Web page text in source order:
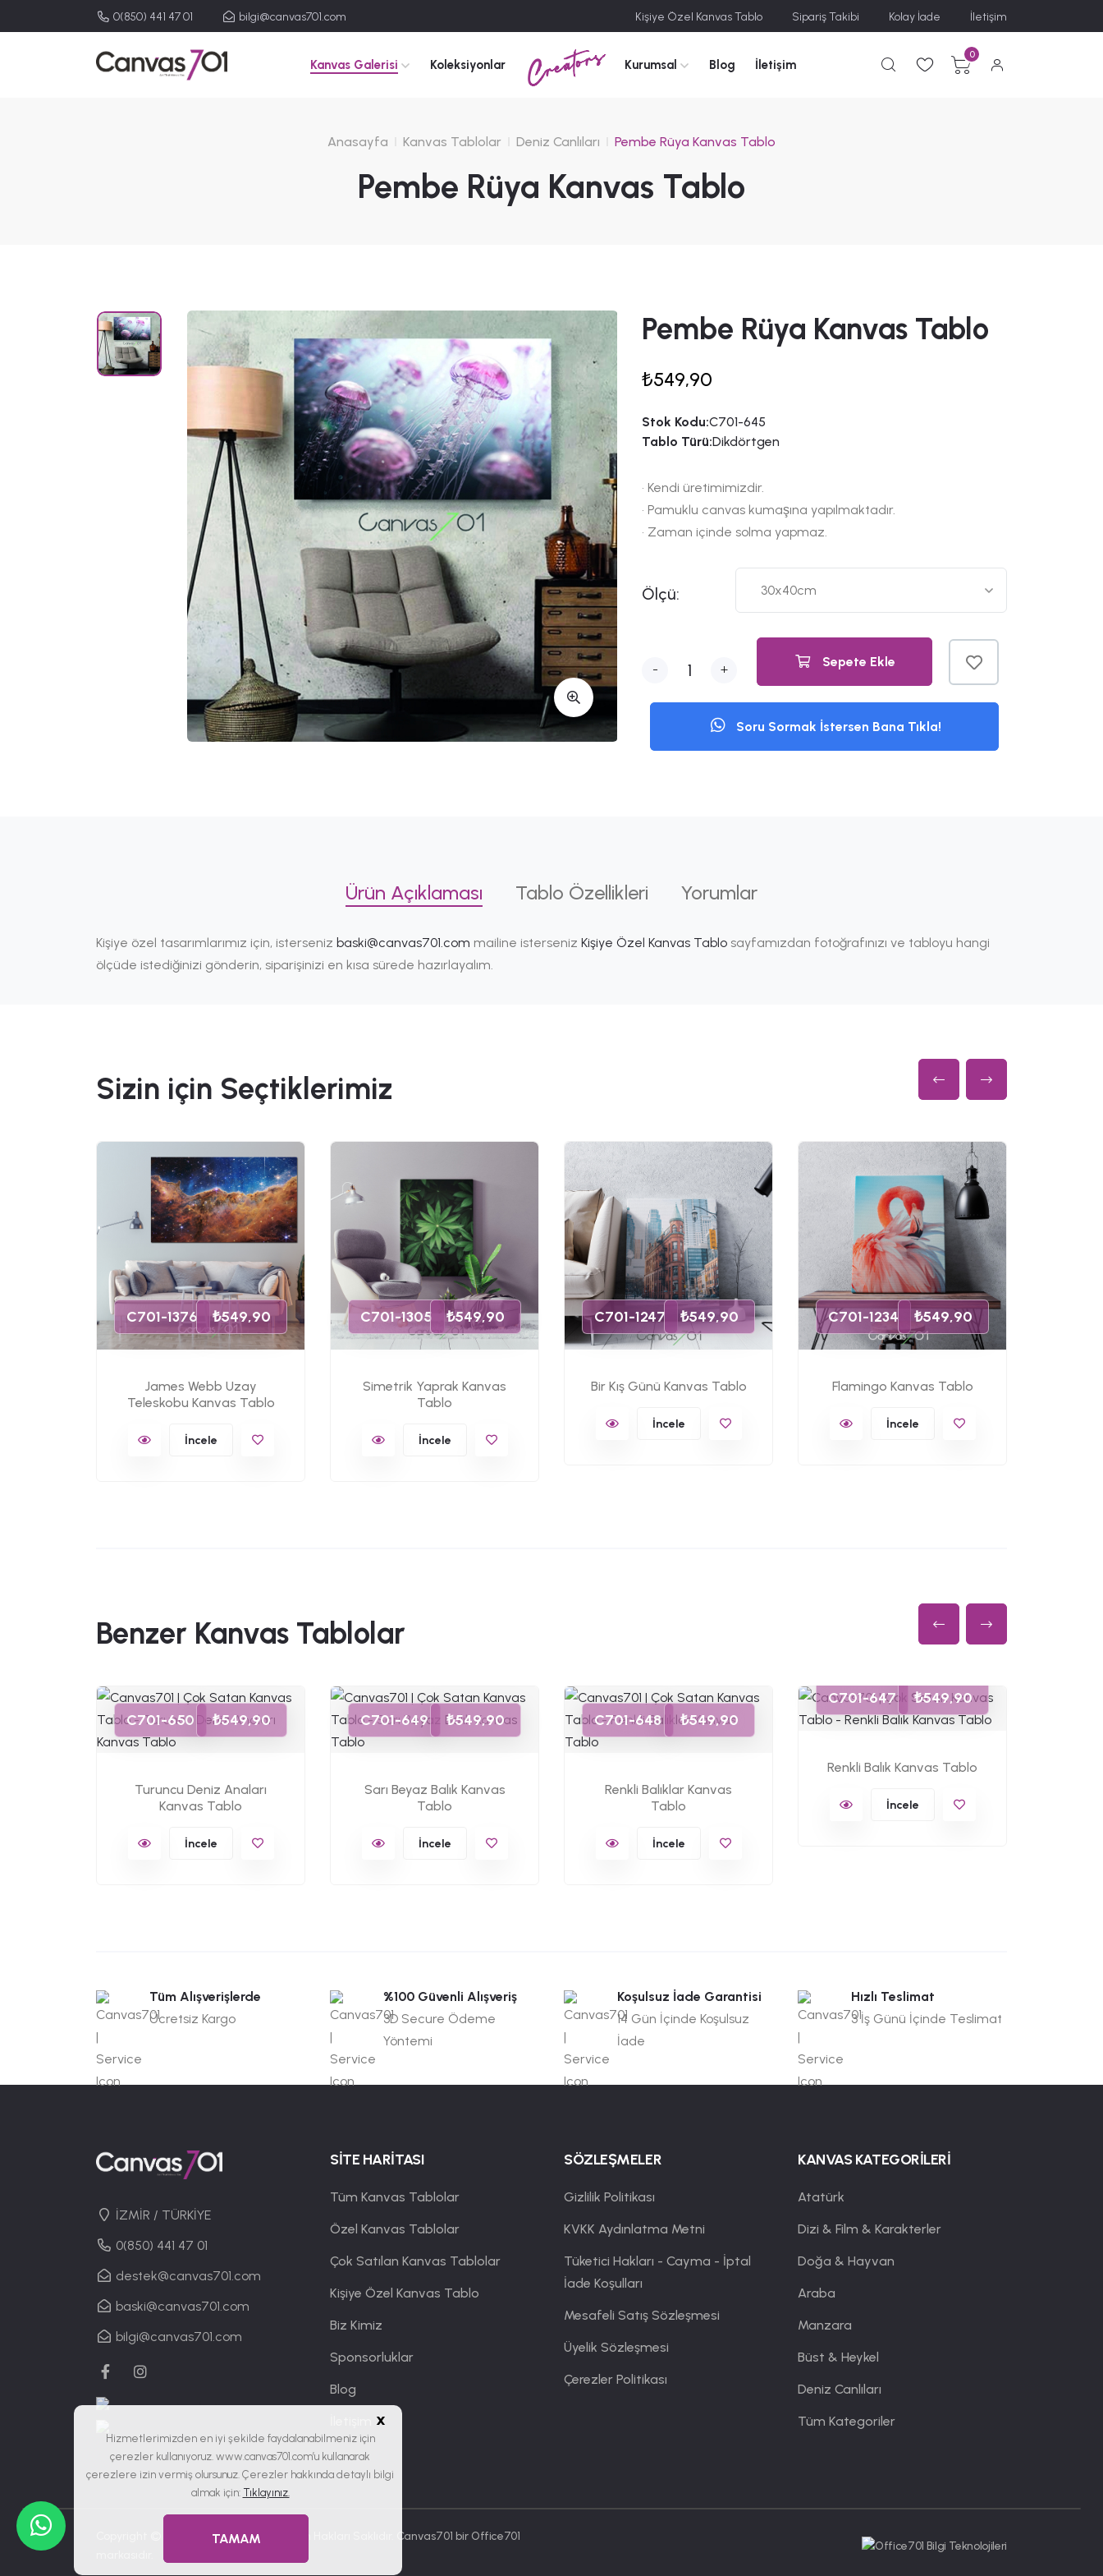
0(850) 441 47 01 bilgi@canvas701.com Kişiye Özel Kanvas Tablo Sipariş Takibi Kolay İade İletişim
Kanvas Galerisi Koleksiyonlar Creators Kurumsal Blog İletişim
0
Anasayfa Kanvas Tablolar Deniz Canlıları Pembe Rüya Kanvas Tablo
Pembe Rüya Kanvas Tablo
Pembe Rüya Kanvas Tablo
₺549,90
Stok Kodu:C701-645
Tablo Türü:Dikdörtgen
• Kendi üretimimizdir.
• Pamuklu canvas kumaşına yapılmaktadır.
• Zaman içinde solma yapmaz.
Ölçü:
- + Sepete Ekle
Soru Sormak İstersen Bana Tıkla!
Ürün Açıklaması Tablo Özellikleri Yorumlar
Kişiye özel tasarımlarımız için, isterseniz baski@canvas701.com mailine isterseniz Kişiye Özel Kanvas Tablo sayfamızdan fotoğrafınızı ve tabloyu hangi
ölçüde istediğinizi gönderin, siparişinizi en kısa sürede hazırlayalım.
Sizin için Seçtiklerimiz
C701-1376 ₺549,90
James Webb Uzay
Teleskobu Kanvas Tablo
İncele
C701-1305 ₺549,90
Simetrik Yaprak Kanvas
Tablo
İncele
C701-1247 ₺549,90
Bir Kış Günü Kanvas Tablo
İncele
C701-1234 ₺549,90
Flamingo Kanvas Tablo
İncele
Benzer Kanvas Tablolar
C701-650 ₺549,90
Turuncu Deniz Anaları
Kanvas Tablo
İncele
C701-649 ₺549,90
Sarı Beyaz Balık Kanvas
Tablo
İncele
C701-648 ₺549,90
Renkli Balıklar Kanvas
Tablo
İncele
C701-647 ₺549,90
Renkli Balık Kanvas Tablo
İncele
Tüm Alışverişlerde
Ücretsiz Kargo
%100 Güvenli Alışveriş
3D Secure Ödeme
Yöntemi
Koşulsuz İade Garantisi
14 Gün İçinde Koşulsuz
İade
Hızlı Teslimat
3 İş Günü İçinde Teslimat
İZMİR / TÜRKİYE
0(850) 441 47 01
destek@canvas701.com
baski@canvas701.com
bilgi@canvas701.com
SİTE HARİTASI
Tüm Kanvas Tablolar
Özel Kanvas Tablolar
Çok Satılan Kanvas Tablolar
Kişiye Özel Kanvas Tablo
Biz Kimiz
Sponsorluklar
Blog
SÖZLEŞMELER
Gizlilik Politikası
KVKK Aydınlatma Metni
Tüketici Hakları - Cayma - İptal
İade Koşulları
Mesafeli Satış Sözleşmesi
Üyelik Sözleşmesi
Çerezler Politikası
KANVAS KATEGORİLERİ
Atatürk
Dizi & Film & Karakterler
Doğa & Hayvan
Araba
Manzara
Büst & Heykel
Deniz Canlıları
Tüm Kategoriler
Copyright © 2019 - 2026Canvas701 | Tüm Hakları Saklıdır. Canvas701 bir Office701
x
Hizmetlerimizden en iyi şekilde faydalanabilmeniz için
çerezler kullanıyoruz. www.canvas701.com’u kullanarak
çerezlere izin vermiş olursunuz. Çerezler hakkında detaylı bilgi
almak için: Tıklayınız.
TAMAM